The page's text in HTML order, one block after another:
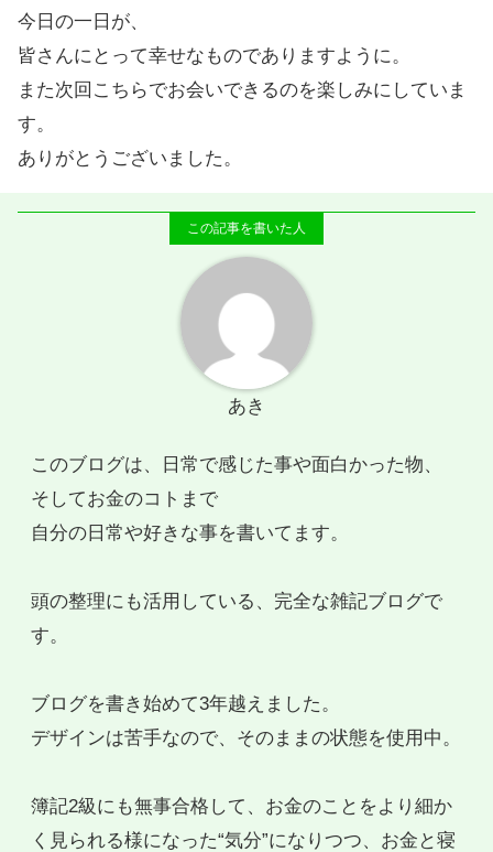
今日の一日が、
皆さんにとって幸せなものでありますように。
また次回こちらでお会いできるのを楽しみにしていま
す。
ありがとうございました。
あき
このブログは、日常で感じた事や面白かった物、
そしてお金のコトまで
自分の日常や好きな事を書いてます。
頭の整理にも活用している、完全な雑記ブログで
す。
ブログを書き始めて3年越えました。
デザインは苦手なので、そのままの状態を使用中。
簿記2級にも無事合格して、お金のことをより細か
く見られる様になった“気分”になりつつ、お金と寝